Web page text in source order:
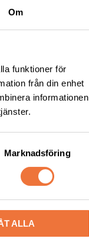
Om
funktioner för
från din enhet
informationen
Marknadsföring
ALLA
NYHET